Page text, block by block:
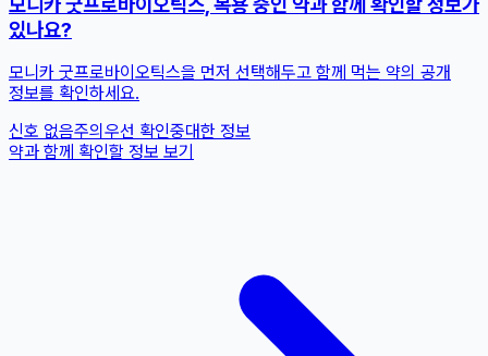
있나요?
모니카 굿프로바이오틱스을 먼저 선택해두고 함께 먹는 약의 공개
정보를 확인하세요.
신호 없음주의 우선 확인중대한 정보
약과 함께 확인할 정보 보기